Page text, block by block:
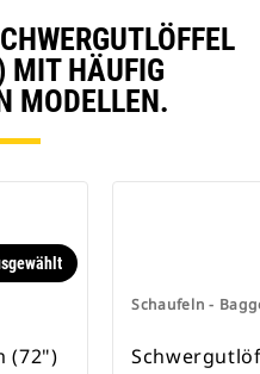
feste
CW-Schnellwechsler
eine Keilverriegelung zur
und Mobilbagger
HÄUFIG
MODELLEN.
(72")
Schaufeln -